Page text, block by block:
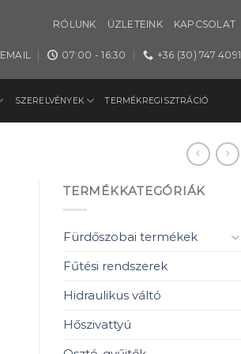
RÓLUNK ÜZLETEINK KAPCSOLAT
EMAIL 07:00 - 16:30 +36 (30) 747 4091
SZERELVÉNYEK TERMÉKREGISZTRÁCIÓ
TERMÉKKATEGÓRIÁK
Fürdőszobai termékek
Fűtési rendszerek
Hidraulikus váltó
Hőszivattyú